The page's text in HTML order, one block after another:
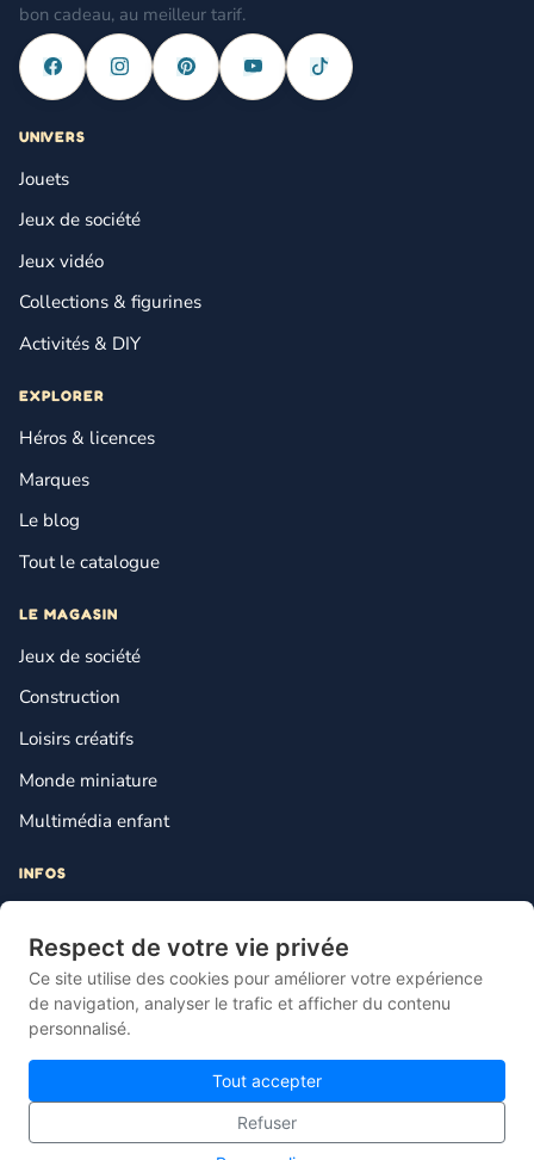
Respect de votre vie privée
Ce site utilise des cookies pour améliorer votre expérience
de navigation, analyser le trafic et afficher du contenu
personnalisé.
Tout accepter
Refuser
bon cadeau, au meilleur tarif.
UNIVERS
Jouets
Jeux de société
Jeux vidéo
Collections & figurines
Activités & DIY
EXPLORER
Héros & licences
Marques
Le blog
Tout le catalogue
LE MAGASIN
Jeux de société
Construction
Loisirs créatifs
Monde miniature
Multimédia enfant
INFOS
Mentions légales
Plan du site
Gestion des cookies
© 2026 Lebonjouet — Le comparateur français du jouet pas cher.